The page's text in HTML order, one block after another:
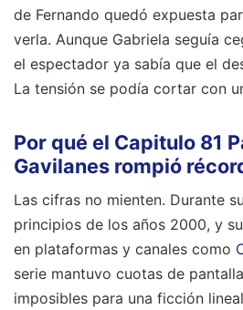
de Fernando quedó expuesta
verla. Aunque Gabriela seguía
el espectador ya sabía que el
La tensión se podía cortar con
Por qué el Capitulo 81
Gavilanes rompió
Las cifras no mienten. Durante
principios de los años 2000, y
en plataformas y canales como
serie mantuvo cuotas de
imposibles para una ficción